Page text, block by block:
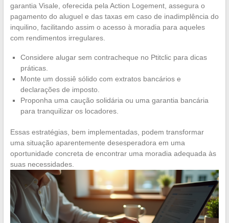
garantia Visale, oferecida pela Action Logement, assegura o
pagamento do aluguel e das taxas em caso de inadimplência do
inquilino, facilitando assim o acesso à moradia para aqueles
com rendimentos irregulares.
Considere alugar sem contracheque no Ptitclic para dicas
práticas.
Monte um dossiê sólido com extratos bancários e
declarações de imposto.
Proponha uma caução solidária ou uma garantia bancária
para tranquilizar os locadores.
Essas estratégias, bem implementadas, podem transformar
uma situação aparentemente desesperadora em uma
oportunidade concreta de encontrar uma moradia adequada às
suas necessidades.